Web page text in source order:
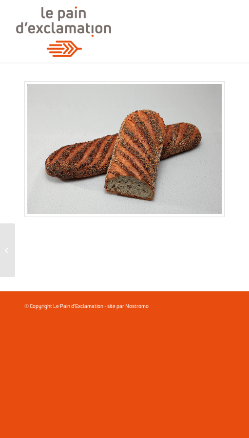
© Copyright Le Pain d'Exclamation- site par Nostromo